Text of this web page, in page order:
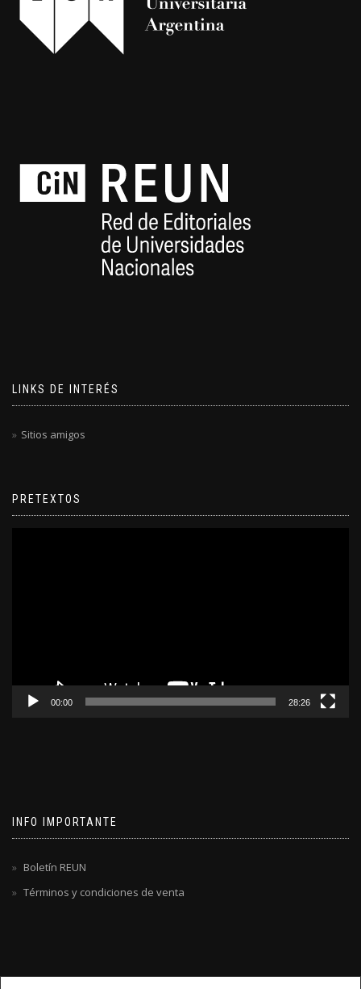
LINKS DE INTERÉS
Sitios amigos
PRETEXTOS
00:00 28:26
INFO IMPORTANTE
Boletín REUN
Términos y condiciones de venta